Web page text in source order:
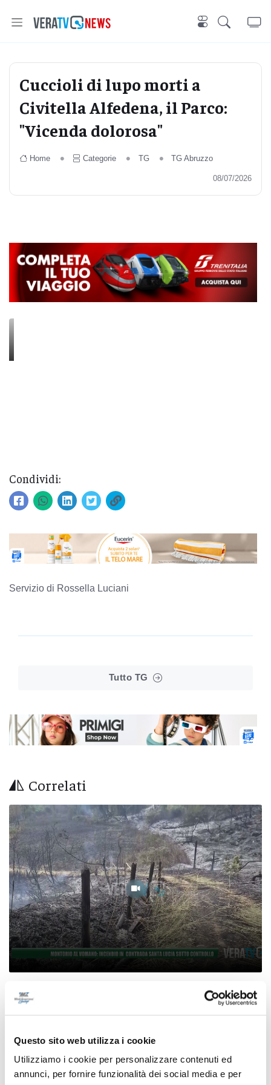
Questo sito web utilizza i cookie
Utilizziamo i cookie per personalizzare contenuti ed
annunci, per fornire funzionalità dei social media e per
Cuccioli di lupo morti a
Civitella Alfedena, il Parco:
"Vicenda dolorosa"
Home Categorie TG TG Abruzzo
08/07/2026
Condividi:
Servizio di Rossella Luciani
Tutto TG
Correlati
in contrada
Montorio al Vomano:
Santa Lucia sotto